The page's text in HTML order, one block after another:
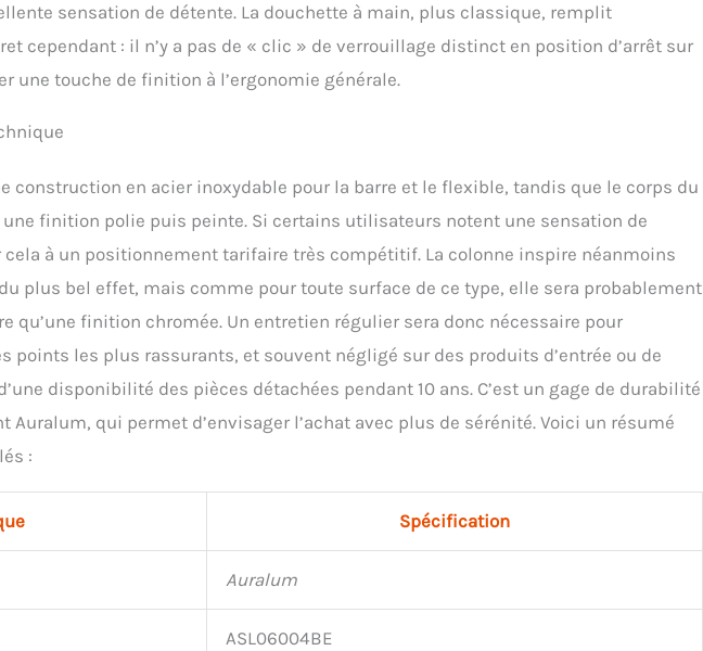
sensation de détente. La douchette à main, plus classique, remplit
cependant : il n’y a pas de « clic » de verrouillage distinct en position d’arrêt sur
une touche de finition à l’ergonomie générale.
construction en acier inoxydable pour la barre et le flexible, tandis que le corps du
finition polie puis peinte. Si certains utilisateurs notent une sensation de
à un positionnement tarifaire très compétitif. La colonne inspire néanmoins
plus bel effet, mais comme pour toute surface de ce type, elle sera probablement
qu’une finition chromée. Un entretien régulier sera donc nécessaire pour
points les plus rassurants, et souvent négligé sur des produits d’entrée ou de
disponibilité des pièces détachées pendant 10 ans. C’est un gage de durabilité
Auralum, qui permet d’envisager l’achat avec plus de sérénité. Voici un résumé
:
Spécification
Auralum
ASL06004BE